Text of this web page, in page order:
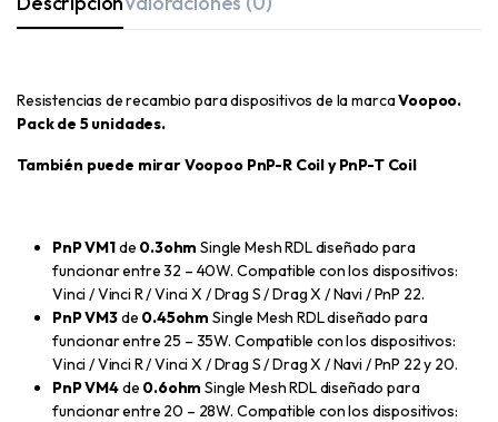
Resistencias de recambio para dispositivos de la marcaVoopoo.
Pack de 5 unidades.
También puede mirar Voopoo PnP-R Coil y PnP-T Coil
PnP VM1de 0.3ohm Single Mesh RDL diseñado para
funcionar entre 32 – 40W. Compatible con los dispositivos:
Vinci / Vinci R / Vinci X / Drag S / Drag X / Navi / PnP 22.
PnP VM3de 0.45ohm Single Mesh RDL diseñado para
funcionar entre 25 – 35W. Compatible con los dispositivos:
Vinci / Vinci R / Vinci X / Drag S / Drag X / Navi / PnP 22 y 20.
PnP VM4de 0.6ohm Single Mesh RDL diseñado para
funcionar entre 20 – 28W. Compatible con los dispositivos: